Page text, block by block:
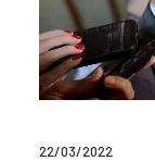
22/03/2022